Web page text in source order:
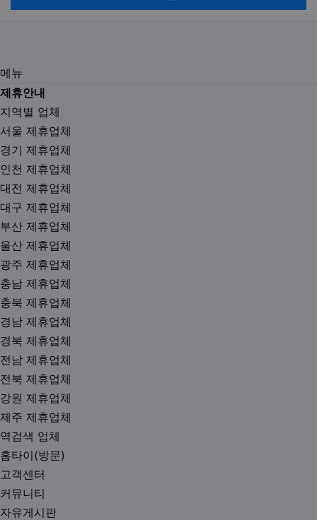
메뉴
제휴안내
지역별 업체
서울 제휴업체
경기 제휴업체
인천 제휴업체
대전 제휴업체
대구 제휴업체
부산 제휴업체
울산 제휴업체
광주 제휴업체
충남 제휴업체
충북 제휴업체
경남 제휴업체
경북 제휴업체
전남 제휴업체
전북 제휴업체
강원 제휴업체
제주 제휴업체
역검색 업체
홈타이(방문)
고객센터
커뮤니티
자유게시판